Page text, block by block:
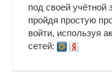
под своей учётной
пройдя простую
войти, используя
сетей: